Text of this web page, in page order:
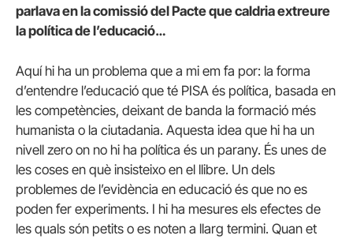
parlava en la comissió del Pacte que caldria extreure
la política de l’educació…
Aquí hi ha un problema que a mi em fa por: la forma
d’entendre l’educació que té PISA és política, basada en
les competències, deixant de banda la formació més
humanista o la ciutadania. Aquesta idea que hi ha un
nivell zero on no hi ha política és un parany. És unes de
les coses en què insisteixo en el llibre. Un dels
problemes de l’evidència en educació és que no es
poden fer experiments. I hi ha mesures els efectes de
les quals són petits o es noten a llarg termini. Quan et